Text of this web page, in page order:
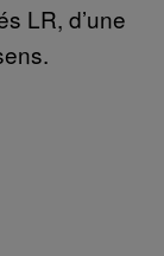
LR, d’une